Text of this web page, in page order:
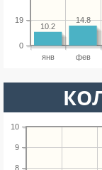
янв фев
0
19
14.8
10.2
8
9
10